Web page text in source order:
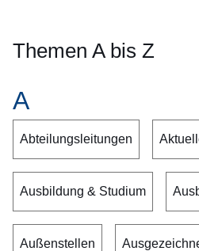
Themen A bis Z
A
Abteilungsleitungen
Ausbildung & Studium
Außenstellen